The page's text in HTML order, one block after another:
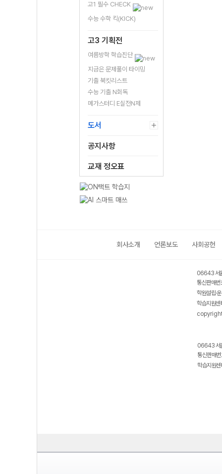
고1 필수 CHECK
수능 수학 킥(KICK)
고3 기획전
여름방학 학습진단
지금은 문제풀이 타이밍
기출 북킷리스트
수능 기출 N회독
메가스터디 E실전N제
도서
공지사항
교재 정오표
회사소개 언론보도 사회공헌
06643 서
통신판매
학원설립·
학습지원
06643 서
통신판매
학습지원